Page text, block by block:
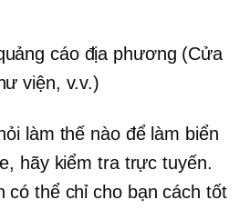
cáo địa phương (Cửa
viện, v.v.)
làm thế nào để làm biển
hãy kiểm tra trực tuyến.
có thể chỉ cho bạn cách tốt